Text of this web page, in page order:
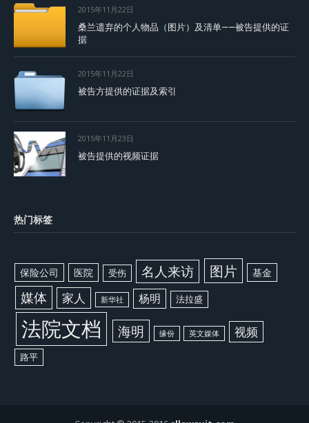
2015年11月22日
桑兰遗弃的个人物品（图片）及清单——被告提供的证
据
2015年11月22日
被告方提供的证据及索引
2015年11月23日
被告提供的视频证据
热门标签
保险公司 医院 受伤 名人来访 图片 基金
媒体 家人 新华社 杨明 法拉盛
法院文档 海明 缘份 英文媒体 视频
路平